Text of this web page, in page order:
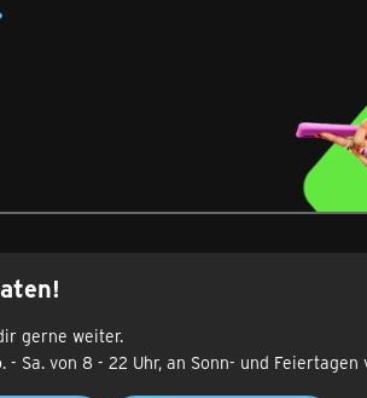
gerne weiter.
- Sa. von 8 - 22 Uhr, an Sonn- und Feiertagen